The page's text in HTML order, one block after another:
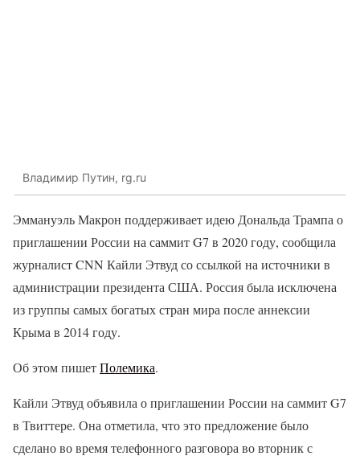
Владимир Путин, rg.ru
Эммануэль Макрон поддерживает идею Дональда Трампа о
приглашении России на саммит G7 в 2020 году, сообщила
журналист CNN Кайли Этвуд со ссылкой на источники в
администрации президента США. Россия была исключена
из группы самых богатых стран мира после аннексии
Крыма в 2014 году.
Об этом пишетПолемика.
Кайли Этвуд объявила о приглашении России на саммит G7
в Твиттере. Она отметила, что это предложение было
сделано во время телефонного разговора во вторник с